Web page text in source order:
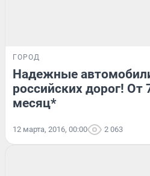
ГОРОД
Надежные
российских дорог! От
месяц*
12 марта, 2016, 00:00 2 063